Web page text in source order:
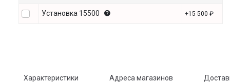
Установка 15500 +15 500 ₽
Характеристики Адреса магазинов